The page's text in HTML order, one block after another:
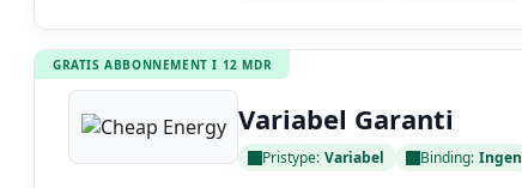
GRATIS ABBONNEMENT I 12 MDR
Variabel Garanti
Pristype: Variabel Binding: Ingen